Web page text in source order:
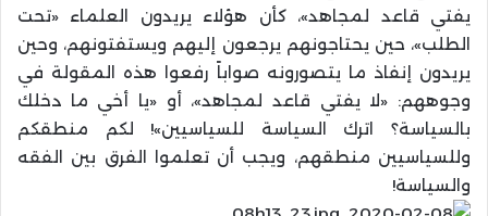
يفتي قاعد لمجاهد»، كأن هؤلاء يريدون العلماء «تحت
الطلب»، حين يحتاجونهم يرجعون إليهم ويستفتونهم، وحين
يريدون إنفاذ ما يتصورونه صواباً رفعوا هذه المقولة في
وجوههم: «لا يفتي قاعد لمجاهد»، أو «يا أخي ما دخلك
بالسياسة؟ اترك السياسة للسياسيين»! لكم منطقكم
وللسياسيين منطقهم، ويجب أن تعلموا الفرق بين الفقه
والسياسة!